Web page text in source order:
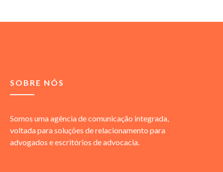
SOBRE NÓS
Somos uma agência de comunicação integrada,
voltada para soluções de relacionamento para
advogados e escritórios de advocacia.